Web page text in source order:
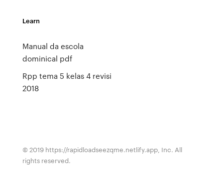
Learn
Manual da escola
dominical pdf
Rpp tema 5 kelas 4 revisi
2018
© 2019 https://rapidloadseezqme.netlify.app, Inc. All
rights reserved.